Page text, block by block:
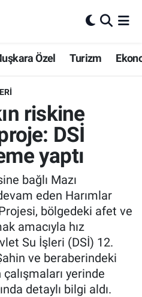
Özel Turizm
riskine
DSİ
yaptı
bağlı Mazı
eden Harımlar
bölgedeki afet ve
amacıyla hız
Su İşleri (DSİ) 12.
ve beraberindeki
yerinde
detaylı bilgi aldı.
Haritası
ve Fikstür